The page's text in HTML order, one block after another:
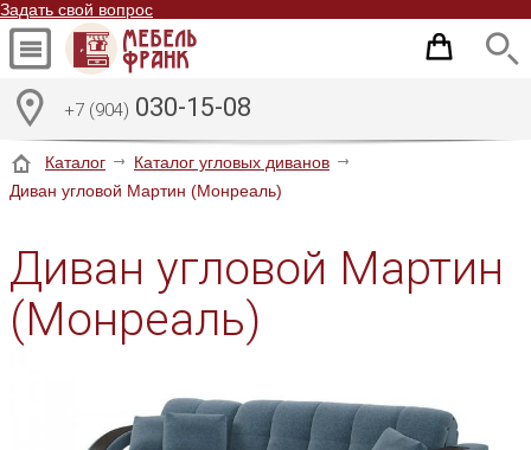
Задать свой вопрос
+7 (904) 030-15-08
Каталог
Каталог угловых диванов
Диван угловой Мартин (Монреаль)
Диван угловой Мартин
(Монреаль)